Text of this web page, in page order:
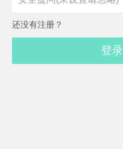
还没有注册？
登录